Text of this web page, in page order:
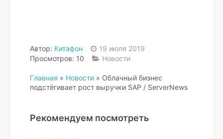
Автор: Китафон
19 июля 2019
Просмотров: 10
Новости
Главная » Новости » Облачный бизнес
подстёгивает рост выручки SAP / ServerNews
Рекомендуем посмотреть